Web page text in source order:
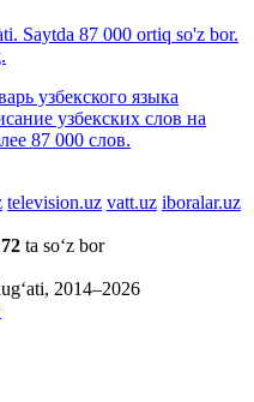
Saytda 87 000 ortiq so'z bor.
узбекского языка
узбекских слов на
87 000 слов.
television.uz vatt.uz iboralar.uz
ta so‘z bor
2014–2026